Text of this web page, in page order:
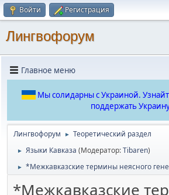
Войти Регистрация
Лингвофорум
Главное меню
Мы солидарны с Украиной.
поддержать
Лингвофорум ► Теоретический раздел
► Языки Кавказа (Модератор:Tibaren)
► *Межкавказские термины неясного
*Межкавказские